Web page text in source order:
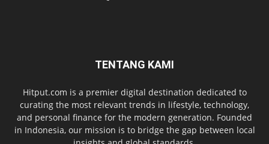
TENTANG KAMI
Hitput.com is a premier digital destination dedicated to
curating the most relevant trends in lifestyle, technology,
and personal finance for the modern generation. Founded
in Indonesia, our mission is to bridge the gap between local